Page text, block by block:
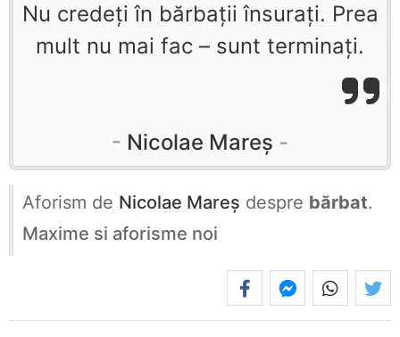
Nu credeți în bărbații însurați. Prea
mult nu mai fac – sunt terminați.
Nicolae Mareș
Aforism de Nicolae Mareș despre bărbat.
Maxime si aforisme noi